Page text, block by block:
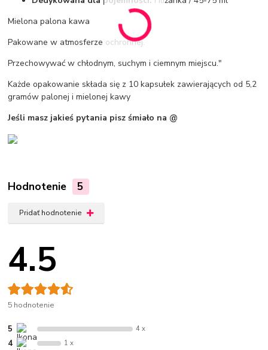
Mielona palona kawa
Pakowane w atmosferze ochronnej.
Przechowywać w chłodnym, suchym i ciemnym miejscu."
Każde opakowanie składa się z 10 kapsułek zawierających od 5,2
gramów palonej i mielonej kawy
Jeśli masz jakieś pytania pisz śmiało na @
Hodnotenie 5
Pridať hodnotenie
4.5
5 hodnotenie
5 4 x
4 1 x